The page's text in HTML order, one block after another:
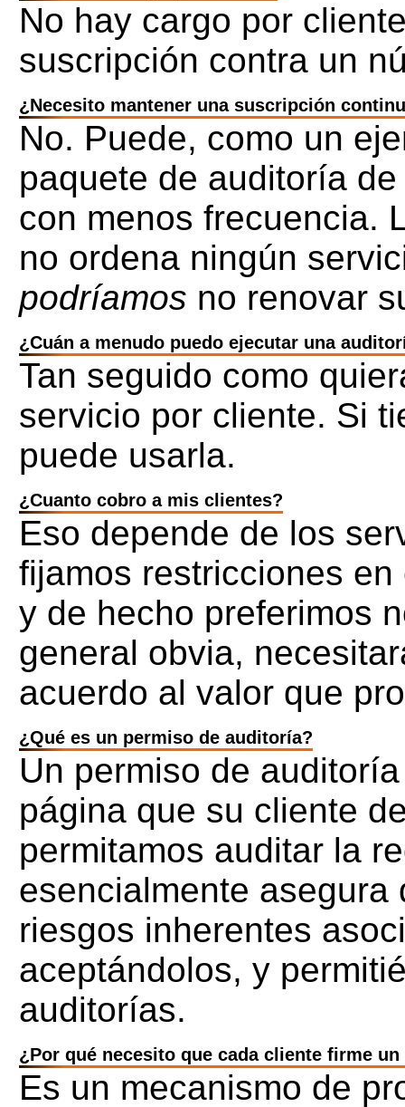
No hay cargo por
suscripción contra un
¿Necesito mantener una suscripción
No. Puede, como un
paquete de auditoría
con menos frecuencia.
no ordena ningún
podríamos no renovar
¿Cuán a menudo puedo ejecutar una
Tan seguido como
servicio por cliente. Si
puede usarla.
¿Cuanto cobro a mis clientes?
Eso depende de los
fijamos restricciones
y de hecho preferimos
general obvia,
acuerdo al valor que
¿Qué es un permiso de auditoría?
Un permiso de
página que su cliente
permitamos auditar la
esencialmente
riesgos inherentes
aceptándolos, y
auditorías.
¿Por qué necesito que cada cliente firme
Es un mecanismo de